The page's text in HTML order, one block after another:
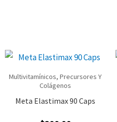
Multivitamínicos, Precursores Y
Colágenos
Meta Elastimax 90 Caps